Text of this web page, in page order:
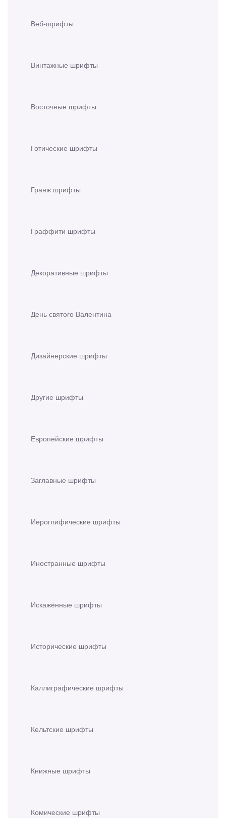
Веб-шрифты
Винтажные шрифты
Восточные шрифты
Готические шрифты
Гранж шрифты
Граффити шрифты
Декоративные шрифты
День святого Валентина
Дизайнерские шрифты
Другие шрифты
Европейские шрифты
Заглавные шрифты
Иероглифические шрифты
Иностранные шрифты
Искажённые шрифты
Исторические шрифты
Каллиграфические шрифты
Кельтские шрифты
Книжные шрифты
Комические шрифты